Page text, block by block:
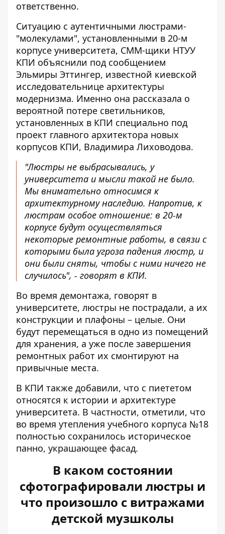
ответственно.
Ситуацию с аутентичными люстрами-
"молекулами", установленными в 20-м
корпусе университета, СММ-щики НТУУ
КПИ объяснили под сообщением
Эльмиры Эттингер, известной киевской
исследовательнице архитектуры
модернизма. Именно она рассказала о
вероятной потере светильников,
установленных в КПИ специально под
проект главного архитектора новых
корпусов КПИ, Владимира Лиховодова.
"Люстры не выбрасывались, у
университета и мысли такой не было.
Мы внимательно относимся к
архитектурному наследию. Напротив, к
люстрам особое отношение: в 20-м
корпусе будут осуществляться
некоторые ремонтные работы, в связи с
которыми была угроза падения люстр, и
они были сняты, чтобы с ними ничего не
случилось", - говорят в КПИ.
Во время демонтажа, говорят в
университете, люстры не пострадали, а их
конструкции и плафоны – целые. Они
будут перемещаться в одно из помещений
для хранения, а уже после завершения
ремонтных работ их смонтируют на
привычные места.
В КПИ также добавили, что с пиететом
относятся к истории и архитектуре
университета. В частности, отметили, что
во время утепления учебного корпуса №18
полностью сохранилось историческое
панно, украшающее фасад.
В каком состоянии
сфотографировали люстры и
что произошло с витражами
детской музшколы